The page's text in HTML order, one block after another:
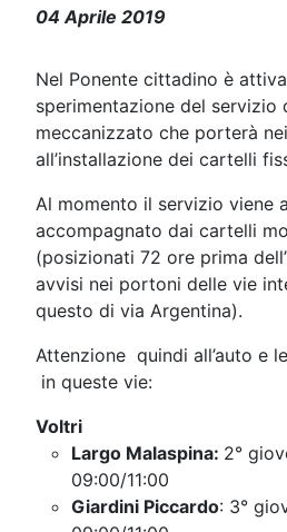
Continua il
04 Aprile 2019
Nel Ponente cittadino è
sperimentazione del servizio
meccanizzato che porterà
all’installazione dei cartelli
Al momento il servizio viene
accompagnato dai cartelli
(posizionati 72 ore prima
avvisi nei portoni delle vie
questo di via Argentina).
Attenzione quindi all’auto e
in queste vie:
Voltri
Largo Malaspina: 2°
09:00/11:00
Giardini Piccardo: 3°